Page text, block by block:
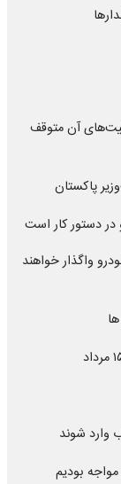
آن متوقف
پاکستان
دستور کار است
واگذار خواهند
وارد شوند
بودیم